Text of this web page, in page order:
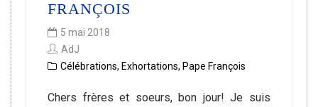
FRANÇOIS
5 mai 2018
AdJ
Célébrations, Exhortations, Pape François
Chers frères et soeurs, bon jour! Je suis